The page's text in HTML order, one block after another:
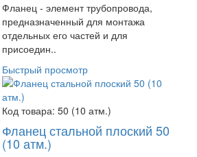
Фланец - элемент трубопровода,
предназначенный для монтажа
отдельных его частей и для
присоедин..
Быстрый просмотр
Код товара: 50 (10 атм.)
Фланец стальной плоский 50
(10 атм.)